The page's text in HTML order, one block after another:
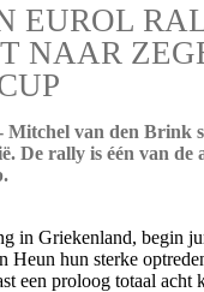
EUROL
NAAR
van den Brink
De rally is één van de
in Griekenland, begin
Heun hun sterke
een proloog totaal acht